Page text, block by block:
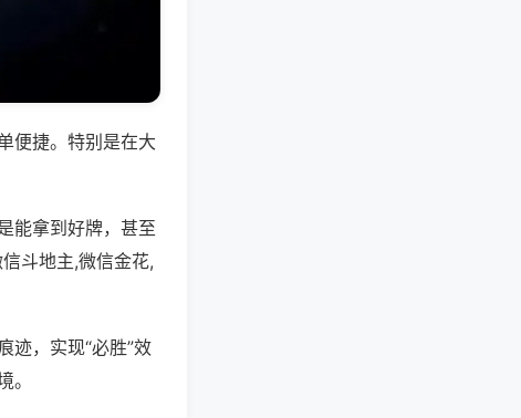
便捷。特别是在大
能拿到好牌，甚至
斗地主,微信金花,
迹，实现“必胜”效